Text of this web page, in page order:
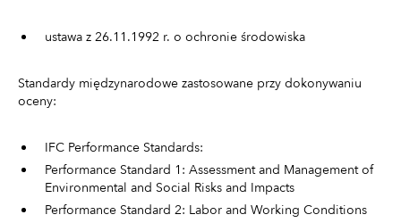
ustawa z 26.11.1992 r. o ochronie środowiska
Standardy międzynarodowe zastosowane przy dokonywaniu
oceny:
IFC Performance Standards:
Performance Standard 1: Assessment and Management of
Environmental and Social Risks and Impacts
Performance Standard 2: Labor and Working Conditions